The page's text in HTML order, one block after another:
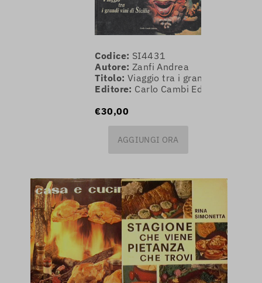
Codice: SI4431
Autore: Zanfi Andrea
Titolo: Viaggio tra i grandi vini di
Editore: Carlo Cambi Editore
€30,00
AGGIUNGI ORA